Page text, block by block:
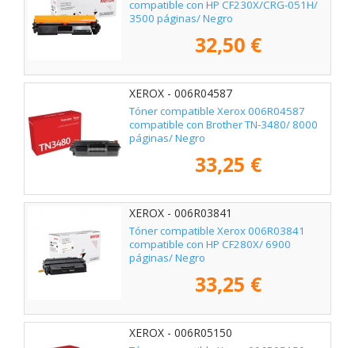
compatible con HP CF230X/CRG-051H/
3500 páginas/ Negro
32,50 €
XEROX - 006R04587
Tóner compatible Xerox 006R04587
compatible con Brother TN-3480/ 8000
páginas/ Negro
33,25 €
XEROX - 006R03841
Tóner compatible Xerox 006R03841
compatible con HP CF280X/ 6900
páginas/ Negro
33,25 €
XEROX - 006R05150